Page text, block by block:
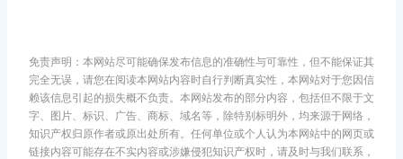
免责声明：本网站尽可能确保发布信息的准确性与可靠性，但不能保证其
完全无误，请您在阅读本网站内容时自行判断真实性，本网站对于您因信
赖该信息引起的损失概不负责。本网站发布的部分内容，包括但不限于文
字、图片、标识、广告、商标、域名等，除特别标明外，均来源于网络，
知识产权归原作者或原出处所有。任何单位或个人认为本网站中的网页或
链接内容可能存在不实内容或涉嫌侵犯知识产权时，请及时与我们联系，